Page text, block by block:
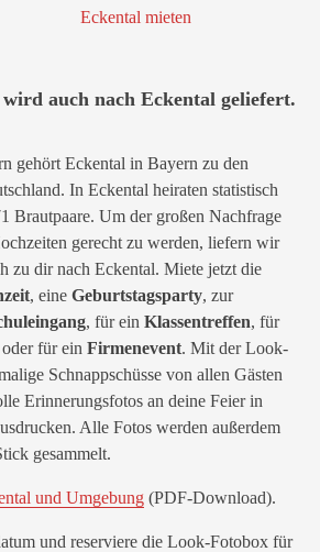
wird auch nach Eckental geliefert.
gehört Eckental in Bayern zu den
In Eckental heiraten statistisch
Brautpaare. Um der großen Nachfrage
gerecht zu werden, liefern wir
zu dir nach Eckental. Miete jetzt die
, eine Geburtstagsparty, zur
, für ein Klassentreffen, für
oder für ein Firmenevent. Mit der Look-
Schnappschüsse von allen Gästen
Erinnerungsfotos an deine Feier in
Alle Fotos werden außerdem
gesammelt.
und Umgebung (PDF-Download).
und reserviere die Look-Fotobox für